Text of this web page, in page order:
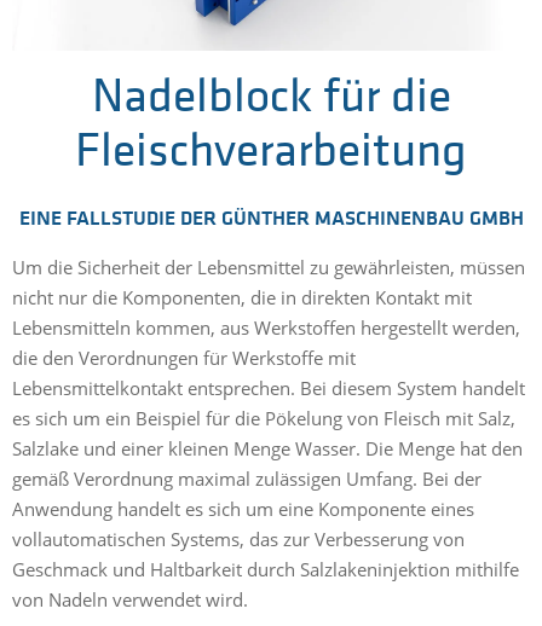
Nadelblock für die
Fleischverarbeitung
EINE FALLSTUDIE DER GÜNTHER MASCHINENBAU GMBH
Um die Sicherheit der Lebensmittel zu gewährleisten, müssen
nicht nur die Komponenten, die in direkten Kontakt mit
Lebensmitteln kommen, aus Werkstoffen hergestellt werden,
die den Verordnungen für Werkstoffe mit
Lebensmittelkontakt entsprechen. Bei diesem System handelt
es sich um ein Beispiel für die Pökelung von Fleisch mit Salz,
Salzlake und einer kleinen Menge Wasser. Die Menge hat den
gemäß Verordnung maximal zulässigen Umfang. Bei der
Anwendung handelt es sich um eine Komponente eines
vollautomatischen Systems, das zur Verbesserung von
Geschmack und Haltbarkeit durch Salzlakeninjektion mithilfe
von Nadeln verwendet wird.